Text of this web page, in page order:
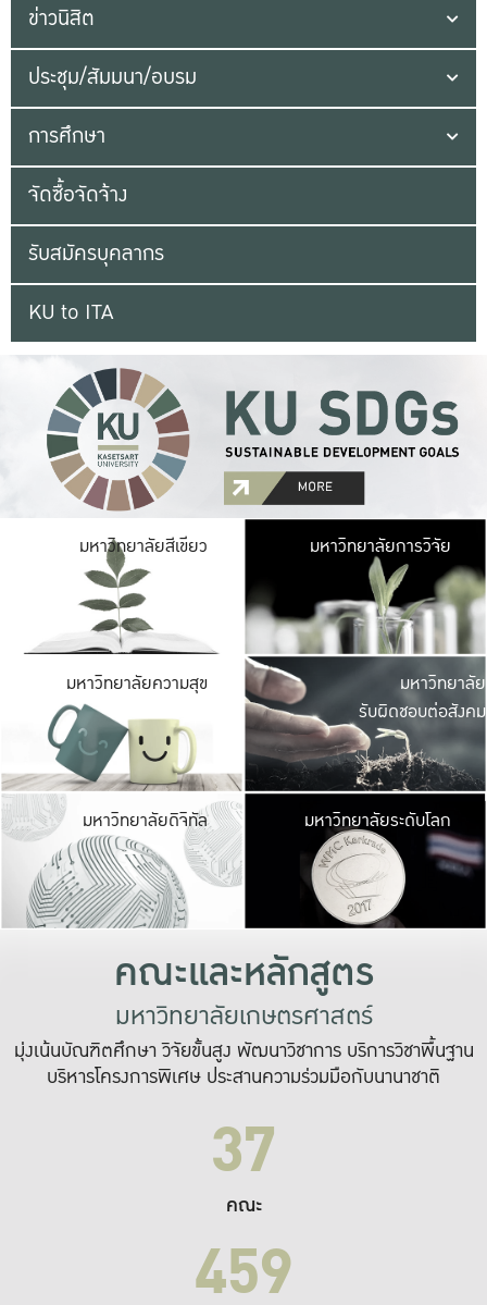
ข่าวนิสิต
ประชุม/สัมมนา/อบรม
การศึกษา
จัดซื้อจัดจ้าง
รับสมัครบุคลากร
KU to ITA
มหาวิทยาลัยสีเขียว มหาวิ
มีพื้นที่เขียวสดใส
เป็นป่าในเมือง เกษต
มหาวิทยาลัยการวิจัย
มหาวิทยาลัยความสุข มหาวิ
ค
เปิดประ
และพบเรื่องราวใ
มหาวิทยาลัย
รับผิดชอบต่อสังคม
มหาวิทยาลัยดิจิทัล มหาวิ
เปลี่ยนแปลง แล
เพื่อทำง
ระบบสารสนเทศ
มหาวิทยาลัยระดับโลก
คณะและหลักสูตร
มหาวิทยาลัยเกษตรศาสตร์
มุ่งเน้นบัณฑิตศึกษา วิจัยขั้นสูง พัฒนาวิชาการ บริการวิชาพื้นฐาน
บริหารโครงการพิเศษ ประสานความร่วมมือกับนานาชาติ
37
คณะ
459